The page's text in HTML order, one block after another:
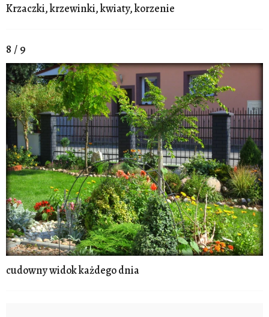
Krzaczki, krzewinki, kwiaty, korzenie
8 / 9
cudowny widok każdego dnia